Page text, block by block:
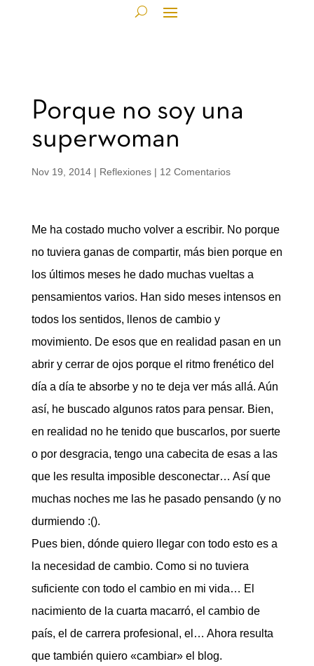
Porque no soy una
superwoman
Nov 19, 2014| Reflexiones| 12 Comentarios
Me ha costado mucho volver a escribir. No porque
no tuviera ganas de compartir, más bien porque en
los últimos meses he dado muchas vueltas a
pensamientos varios. Han sido meses intensos en
todos los sentidos, llenos de cambio y
movimiento. De esos que en realidad pasan en un
abrir y cerrar de ojos porque el ritmo frenético del
día a día te absorbe y no te deja ver más allá. Aún
así, he buscado algunos ratos para pensar. Bien,
en realidad no he tenido que buscarlos, por suerte
o por desgracia, tengo una cabecita de esas a las
que les resulta imposible desconectar… Así que
muchas noches me las he pasado pensando (y no
durmiendo :().
Pues bien, dónde quiero llegar con todo esto es a
la necesidad de cambio. Como si no tuviera
suficiente con todo el cambio en mi vida… El
nacimiento de la cuarta macarró, el cambio de
país, el de carrera profesional, el… Ahora resulta
que también quiero «cambiar» el blog.